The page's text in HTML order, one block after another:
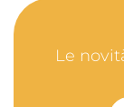
Le